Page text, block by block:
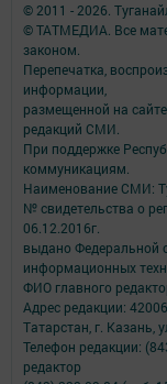
© 2011 - 2026.
© ТАТМЕДИА. Все
законом.
Перепечатка,
информации,
размещенной на
редакций СМИ.
При поддержке
коммуникациям.
Наименование СМИ:
№ свидетельства о
06.12.2016г.
выдано Федеральной
информационных
ФИО главного
Адрес редакции:
Татарстан, г. Казань,
Телефон редакции:
редактор